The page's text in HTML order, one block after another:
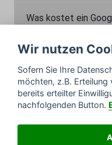
Was kostet ein
Kann ich mein Profil
Wie kann ich mit
gewinnen?
Wir nutzen
Sofern Sie Ihre
möchten, z.B. Erteilung
bereits erteilter
nachfolgenden Button.